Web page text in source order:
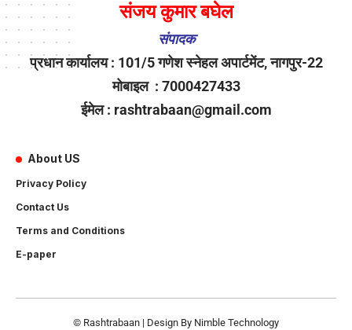
संजय कुमार बघेल
संपादक
प्रधान कार्यालय : 101/5 गणेश स्नेहल अपार्टमेंट, नागपुर-22
मोबाइल : 7000427433
ईमेल : rashtrabaan@gmail.com
About US
Privacy Policy
Contact Us
Terms and Conditions
E-paper
© Rashtrabaan | Design By Nimble Technology